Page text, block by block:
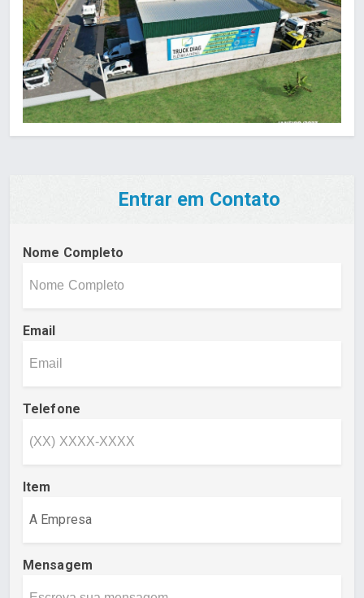
Entrar em Contato
Nome Completo
Email
Telefone
Item
Mensagem